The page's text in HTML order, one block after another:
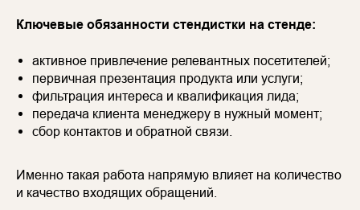
Ключевые обязанности стендистки на стенде:
активное привлечение релевантных посетителей;
первичная презентация продукта или услуги;
фильтрация интереса и квалификация лида;
передача клиента менеджеру в нужный момент;
сбор контактов и обратной связи.
Именно такая работа напрямую влияет на количество
и качество входящих обращений.